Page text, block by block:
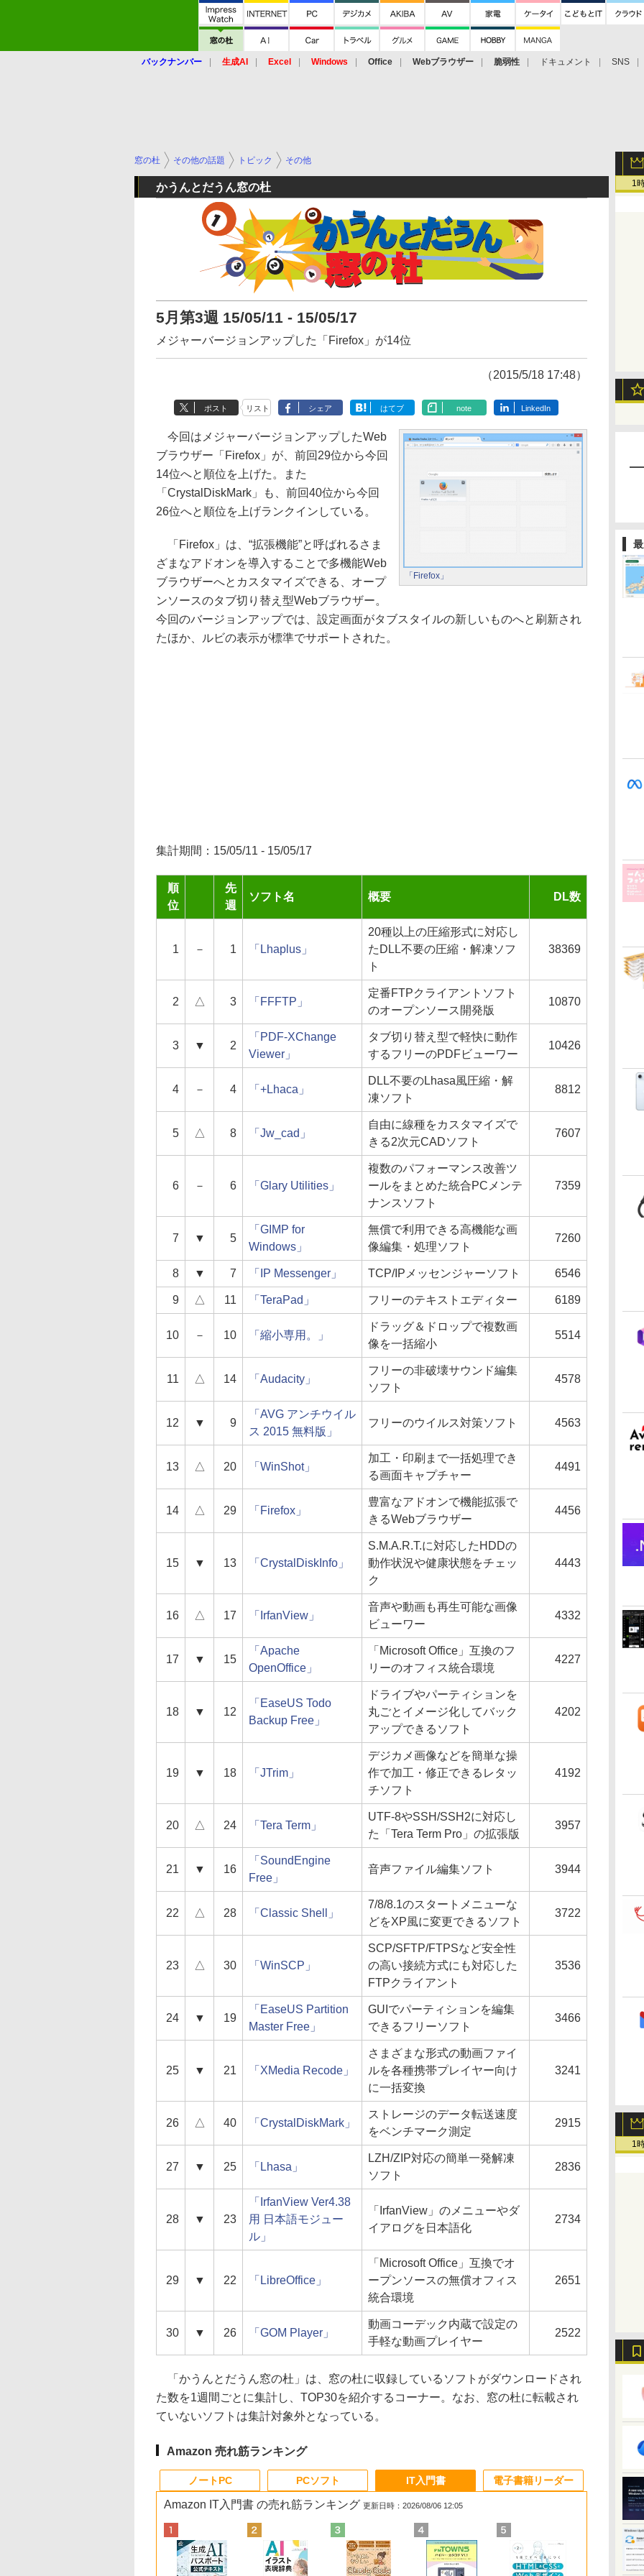
バックナンバー 生成AI Excel Windows Office Webブラウザー 脆弱性 ドキュメント SNS
1
1
窓の杜 その他の話題 トピック その他
かうんとだうん窓の杜
5月第3週 15/05/11 - 15/05/17
メジャーバージョンアップした「Firefox」が14位
（2015/5/18 17:48）
ポスト リスト シェア はてブ note LinkedIn
「Firefox」
今回はメジャーバージョンアップしたWeb
ブラウザー「Firefox」が、前回29位から今回
14位へと順位を上げた。また
「CrystalDiskMark」も、前回40位から今回
26位へと順位を上げランクインしている。
「Firefox」は、“拡張機能”と呼ばれるさま
ざまなアドオンを導入することで多機能Web
ブラウザーへとカスタマイズできる、オープ
ンソースのタブ切り替え型Webブラウザー。
今回のバージョンアップでは、設定画面がタブスタイルの新しいものへと刷新され
たほか、ルビの表示が標準でサポートされた。
集計期間：15/05/11 - 15/05/17
順
位
先
週
ソフト名 概要 DL数
1 － 1 「Lhaplus」
20種以上の圧縮形式に対応し
たDLL不要の圧縮・解凍ソフ
ト
38369
2 △ 3 「FFFTP」
定番FTPクライアントソフト
のオープンソース開発版
10870
3 ▼ 2
「PDF-XChange
Viewer」
タブ切り替え型で軽快に動作
するフリーのPDFビューワー
10426
4 － 4 「+Lhaca」
DLL不要のLhasa風圧縮・解
凍ソフト
8812
5 △ 8 「Jw_cad」
自由に線種をカスタマイズで
きる2次元CADソフト
7607
6 － 6 「Glary Utilities」
複数のパフォーマンス改善ツ
ールをまとめた統合PCメンテ
ナンスソフト
7359
7 ▼ 5
「GIMP for
Windows」
無償で利用できる高機能な画
像編集・処理ソフト
7260
8 ▼ 7 「IP Messenger」 TCP/IPメッセンジャーソフト 6546
9 △ 11 「TeraPad」 フリーのテキストエディター 6189
10 － 10 「縮小専用。」
ドラッグ＆ドロップで複数画
像を一括縮小
5514
11 △ 14 「Audacity」
フリーの非破壊サウンド編集
ソフト
4578
12 ▼ 9
「AVG アンチウイル
ス 2015 無料版」
フリーのウイルス対策ソフト 4563
13 △ 20 「WinShot」
加工・印刷まで一括処理でき
る画面キャプチャー
4491
14 △ 29 「Firefox」
豊富なアドオンで機能拡張で
きるWebブラウザー
4456
15 ▼ 13 「CrystalDiskInfo」
S.M.A.R.T.に対応したHDDの
動作状況や健康状態をチェッ
ク
4443
16 △ 17 「IrfanView」
音声や動画も再生可能な画像
ビューワー
4332
17 ▼ 15
「Apache
OpenOffice」
「Microsoft Office」互換のフ
リーのオフィス統合環境
4227
18 ▼ 12
「EaseUS Todo
Backup Free」
ドライブやパーティションを
丸ごとイメージ化してバック
アップできるソフト
4202
19 ▼ 18 「JTrim」
デジカメ画像などを簡単な操
作で加工・修正できるレタッ
チソフト
4192
20 △ 24 「Tera Term」
UTF-8やSSH/SSH2に対応し
た「Tera Term Pro」の拡張版
3957
21 ▼ 16
「SoundEngine
Free」
音声ファイル編集ソフト 3944
22 △ 28 「Classic Shell」
7/8/8.1のスタートメニューな
どをXP風に変更できるソフト
3722
23 △ 30 「WinSCP」
SCP/SFTP/FTPSなど安全性
の高い接続方式にも対応した
FTPクライアント
3536
24 ▼ 19
「EaseUS Partition
Master Free」
GUIでパーティションを編集
できるフリーソフト
3466
25 ▼ 21 「XMedia Recode」
さまざまな形式の動画ファイ
ルを各種携帯プレイヤー向け
に一括変換
3241
26 △ 40 「CrystalDiskMark」
ストレージのデータ転送速度
をベンチマーク測定
2915
27 ▼ 25 「Lhasa」
LZH/ZIP対応の簡単一発解凍
ソフト
2836
28 ▼ 23
「IrfanView Ver4.38
用 日本語モジュー
ル」
「IrfanView」のメニューやダ
イアログを日本語化
2734
29 ▼ 22 「LibreOffice」
「Microsoft Office」互換でオ
ープンソースの無償オフィス
統合環境
2651
30 ▼ 26 「GOM Player」
動画コーデック内蔵で設定の
手軽な動画プレイヤー
2522
「かうんとだうん窓の杜」は、窓の杜に収録しているソフトがダウンロードされ
た数を1週間ごとに集計し、TOP30を紹介するコーナー。なお、窓の杜に転載され
ていないソフトは集計対象外となっている。
Amazon 売れ筋ランキング
ノートPC PCソフト IT入門書
Amazon IT入門書 の売れ筋ランキング 更新日時：2026/08/06 12:05
電子書籍リーダー